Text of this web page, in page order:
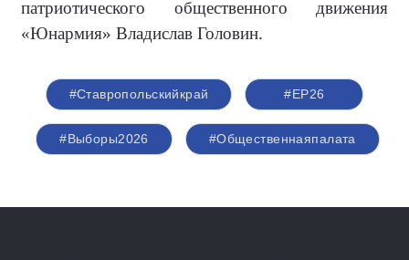
патриотического общественного движения
«Юнармия» Владислав Головин.
#Ставропольскийкрай #ЕР26
#Выборы2026 #Общественнаяпалата